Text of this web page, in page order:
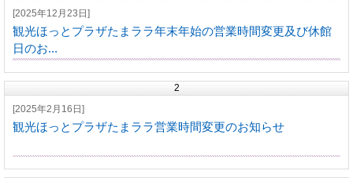
[2025年12月23日]
観光ほっとプラザたまララ年末年始の営業時間変更及び休館
日のお...
2
[2025年2月16日]
観光ほっとプラザたまララ営業時間変更のお知らせ